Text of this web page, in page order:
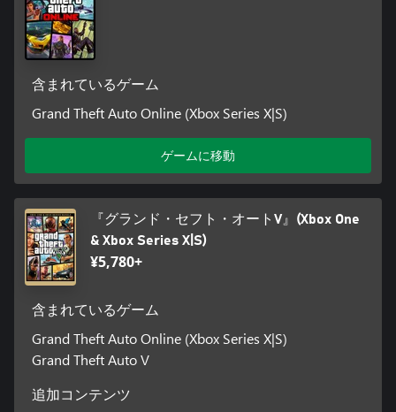
含まれているゲーム
Grand Theft Auto Online (Xbox Series X|S)
ゲームに移動
『グランド・セフト・オートV』(Xbox One
& Xbox Series X|S)
¥5,780+
含まれているゲーム
Grand Theft Auto Online (Xbox Series X|S)
Grand Theft Auto V
追加コンテンツ